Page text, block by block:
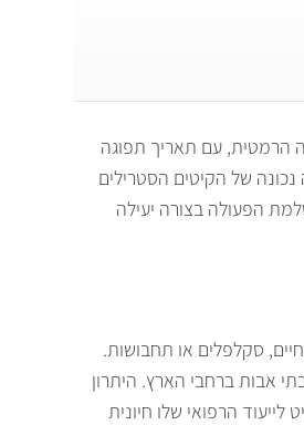
הרמטית, עם תאריך תפוגה
של הקיטים הסטרילים
הפעולה בצורה יעילה
סקלפלים או תחבושות.
אבות ברחבי הארץ. היתרון
הרפואי שלו חיונית